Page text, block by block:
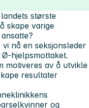
største
skape varige
nå en seksjonsleder
hjelpsmottaket.
motiveres av å utvikle
resultater
og